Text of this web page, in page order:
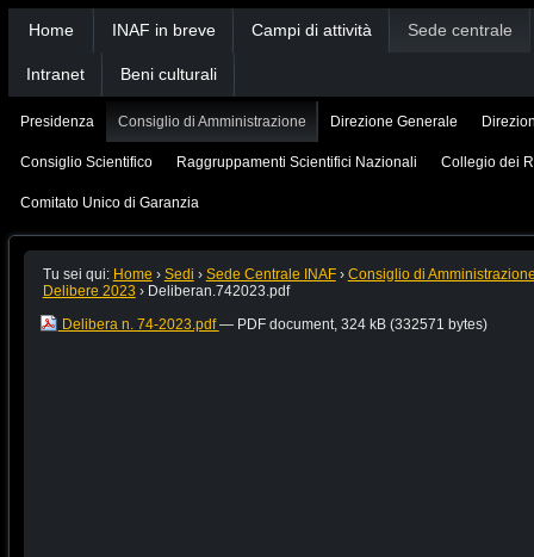
Home INAF in breve Campi di attività Sede centrale
Intranet Beni culturali
Presidenza Consiglio di Amministrazione Direzione Generale
Consiglio Scientifico Raggruppamenti Scientifici Nazionali Collegio dei
Comitato Unico di Garanzia
Tu sei qui: Home › Sedi › Sede Centrale INAF › Consiglio di
Delibere 2023 › Deliberan.742023.pdf
Delibera n. 74-2023.pdf— PDF document, 324 kB (332571 bytes)